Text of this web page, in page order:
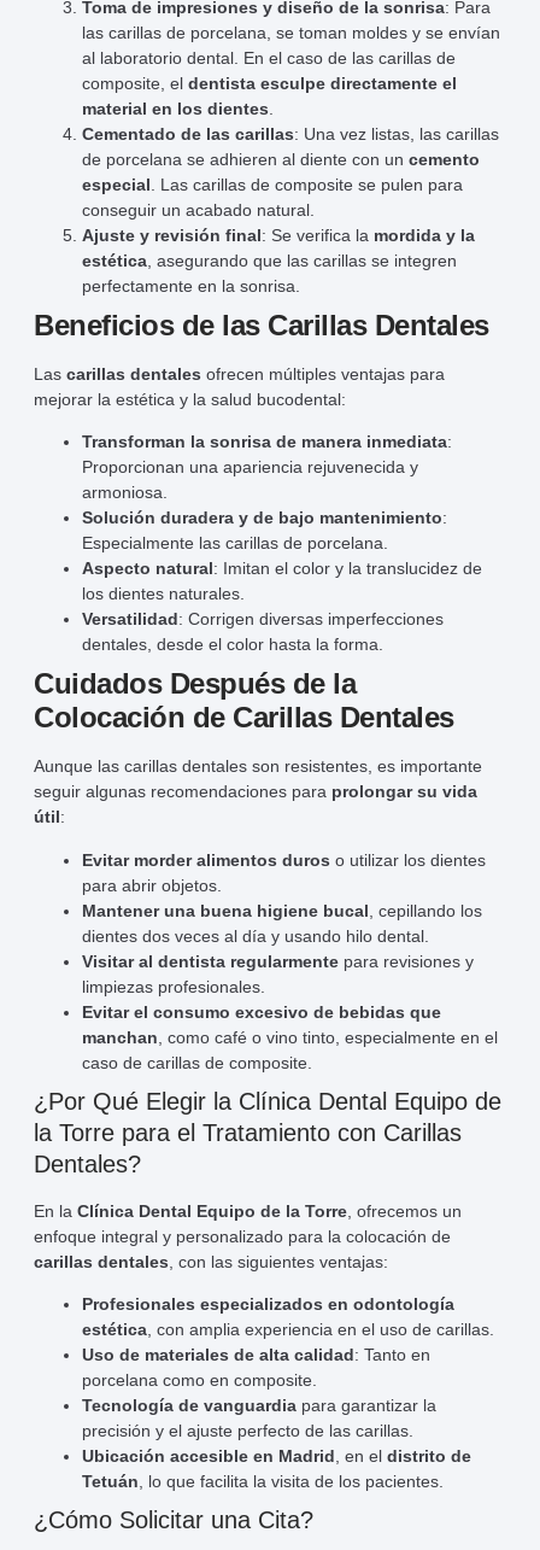
Toma de impresiones y diseño de la sonrisa: Para
las carillas de porcelana, se toman moldes y se envían
al laboratorio dental. En el caso de las carillas de
composite, el dentista esculpe directamente el
material en los dientes
Cementado de las carillas: Una vez listas, las carillas
de porcelana se adhieren al diente con un cemento
especial . Las carillas de composite se pulen para
conseguir un acabado natural.
Ajuste y revisión final: Se verifica la mordida y la
estética , asegurando que las carillas se integren
perfectamente en la sonrisa.
Beneficios de las Carillas Dentales
Las carillas dentales ofrecen múltiples ventajas para
mejorar la estética y la salud bucodental:
Transforman la sonrisa de manera inmediata:
Proporcionan una apariencia rejuvenecida y
armoniosa.
Solución duradera y de bajo mantenimiento:
Especialmente las carillas de porcelana.
Aspecto natural: Imitan el color y la translucidez de
los dientes naturales.
Versatilidad: Corrigen diversas imperfecciones
dentales, desde el color hasta la forma.
Cuidados Después de la
Colocación de Carillas Dentales
Aunque las carillas dentales son resistentes, es importante
seguir algunas recomendaciones para prolongar su vida
útil:
Evitar morder alimentos duros o utilizar los dientes
para abrir objetos.
Mantener una buena higiene bucal , cepillando los
dientes dos veces al día y usando hilo dental.
Visitar al dentista regularmente para revisiones y
limpiezas profesionales.
Evitar el consumo excesivo de bebidas que
manchan , como café o vino tinto, especialmente en el
caso de carillas de composite.
¿Por Qué Elegir la Clínica Dental Equipo de
la Torre para el Tratamiento con Carillas
Dentales?
En la Clínica Dental Equipo de la Torre , ofrecemos un
enfoque integral y personalizado para la colocación de
carillas dentales , con las siguientes ventajas:
Profesionales especializados en odontología
estética , con amplia experiencia en el uso de carillas.
Uso de materiales de alta calidad: Tanto en
porcelana como en composite.
Tecnología de vanguardia para garantizar la
precisión y el ajuste perfecto de las carillas.
Ubicación accesible en Madrid , en el distrito de
Tetuán , lo que facilita la visita de los pacientes.
¿Cómo Solicitar una Cita?